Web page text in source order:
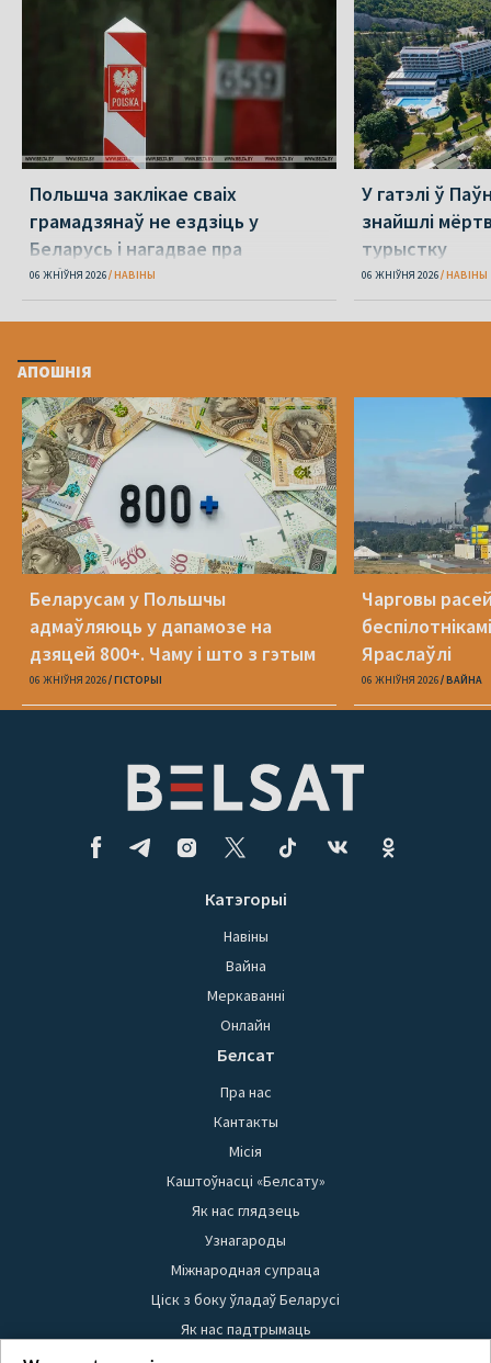
Польшча заклікае сваіх
грамадзянаў не ездзіць у
Беларусь і нагадвае пра
небяспеку, якая там чакае
06 ЖНІЎНЯ 2026 НАВІНЫ
У гатэлі ў
знайшлі
турыстку
06 ЖНІЎНЯ 2026 НАВІНЫ
АПОШНІЯ
Беларусам у Польшчы
адмаўляюць у дапамозе на
дзяцей 800+. Чаму і што з гэтым
рабіць?
06 ЖНІЎНЯ 2026 ГІСТОРЫІ
Чарговы
Яраслаўлі
06 ЖНІЎНЯ 2026 ВАЙНА
Катэгорыі
Навіны
Вайна
Меркаванні
Онлайн
Белсат
Пра нас
Кантакты
Місія
Каштоўнасці «Белсату»
Як нас глядзець
Узнагароды
Міжнародная супраца
Ціск з боку ўладаў Беларусі
Як нас падтрымаць
Правілы выкарыстання матэрыялаў